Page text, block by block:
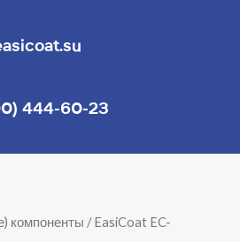
444-60-23
компоненты / EasiCoat EC-